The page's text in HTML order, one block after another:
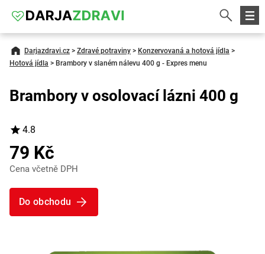
Darjazdravi.cz > Zdravé potraviny > Konzervovaná a hotová jídla >
Hotová jídla > Brambory v slaném nálevu 400 g - Expres menu
Brambory v osolovací lázni 400 g
4.8
79 Kč
Cena včetně DPH
Do obchodu